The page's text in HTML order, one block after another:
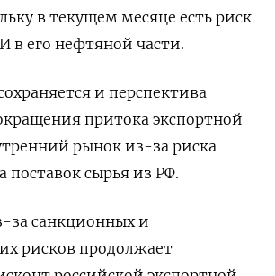
в текущем месяце есть риск
его нефтяной части.
и перспектива
притока экспортной
рынок из-за риска
поставок сырья из РФ.
за санкционных и
рисков продолжает